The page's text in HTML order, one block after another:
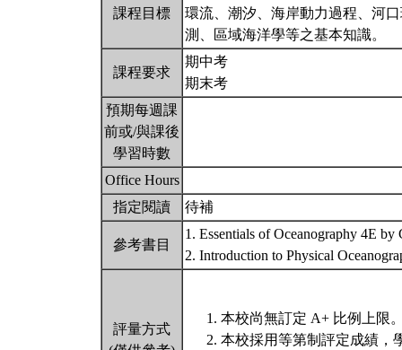
課程目標
環流、潮汐、海岸動力過程、河
測、區域海洋學等之基本知識。
課程要求
期中考
期末考
預期每週課
前或/與課後
學習時數
Office Hours
指定閱讀
待補
參考書目
1. Essentials of Oceanography 4E by
2. Introduction to Physical
評量方式
本校尚無訂定 A+ 比例上限
本校採用等第制評定成績，